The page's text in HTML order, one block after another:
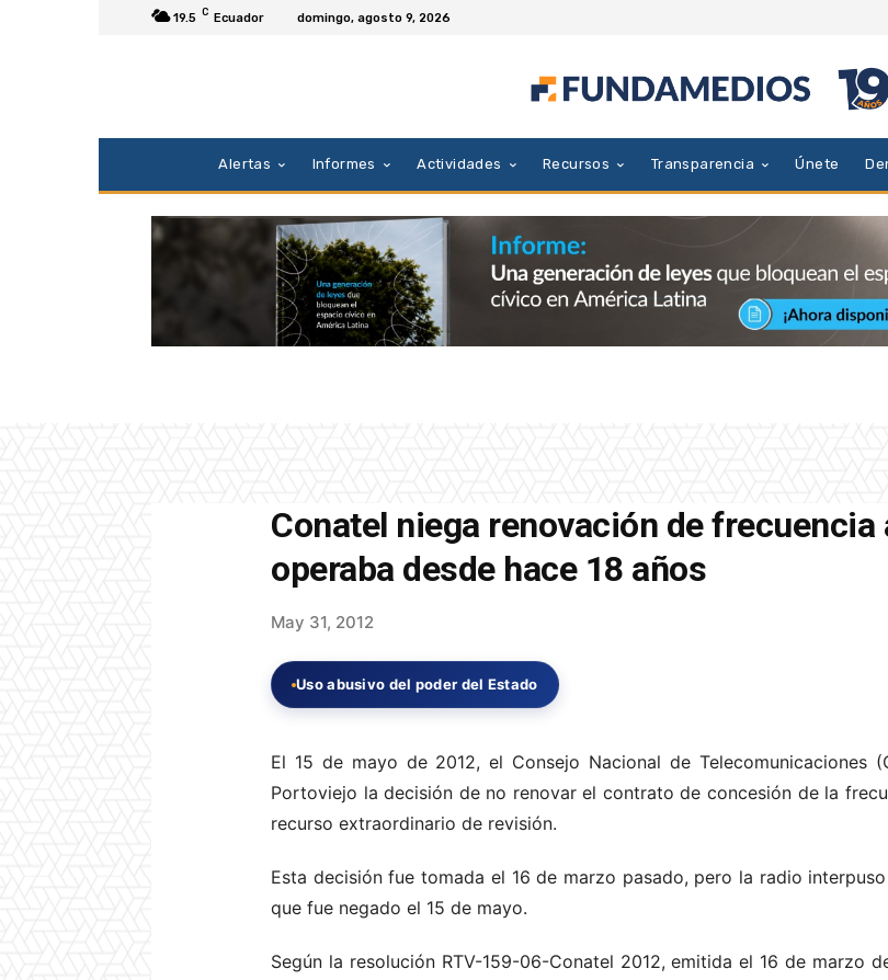
19.5 C Ecuador domingo, agosto 9, 2026
Alertas Informes Actividades Recursos Transparencia Únete
Conatel niega renovación de frecuencia
operaba desde hace 18 años
May 31, 2012
Uso abusivo del poder del Estado
El 15 de mayo de 2012, el Consejo Nacional de Telecomunicaciones
Portoviejo la decisión de no renovar el contrato de concesión de la
recurso extraordinario de revisión.
Esta decisión fue tomada el 16 de marzo pasado, pero la radio
que fue negado el 15 de mayo.
Según la resolución RTV-159-06-Conatel 2012, emitida el 16 de marzo